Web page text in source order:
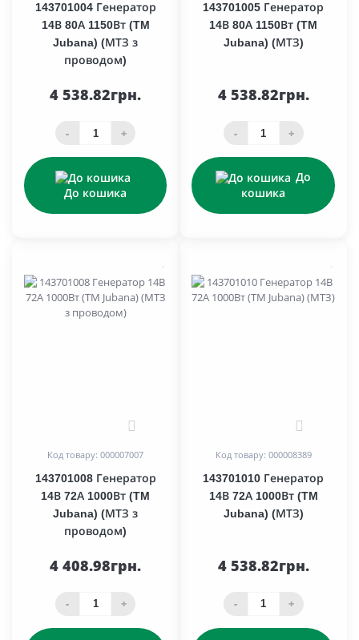
143701004 Генератор
14В 80А 1150Вт (TM
Jubana) (МТЗ з
проводом)
4 538.82грн.
- +
До кошика
143701005 Генератор
14В 80А 1150Вт (TM
Jubana) (МТЗ)
4 538.82грн.
- +
До
кошика
0
Код товару: 000007007
143701008 Генератор
14В 72А 1000Вт (TM
Jubana) (МТЗ з
проводом)
4 408.98грн.
- +
0
Код товару: 000008389
143701010 Генератор
14В 72А 1000Вт (TM
Jubana) (МТЗ)
4 538.82грн.
- +